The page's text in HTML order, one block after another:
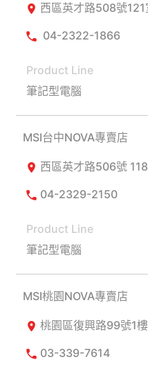
西區英才路508號
04-2322-1866
筆記型電腦
MSI台中NOVA專賣店
西區英才路506號
04-2329-2150
筆記型電腦
MSI桃園NOVA專賣店
桃園區復興路99號1
03-339-7614